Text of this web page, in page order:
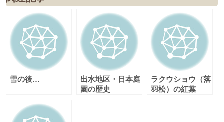
雪の後…
出水地区・日本庭
園の歴史
ラクウショウ（落
羽松）の紅葉